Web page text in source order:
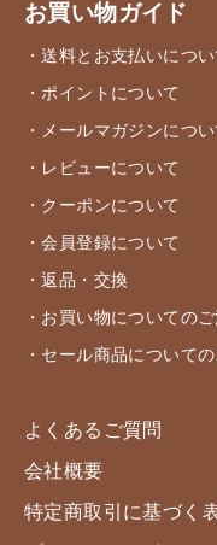
お買い物ガイド
・送料とお支払いについ
・ポイントについて
・メールマガジンについ
・レビューについて
・クーポンについて
・会員登録について
・返品・交換
・お買い物についての
・セール商品について
よくあるご質問
会社概要
特定商取引に基づく